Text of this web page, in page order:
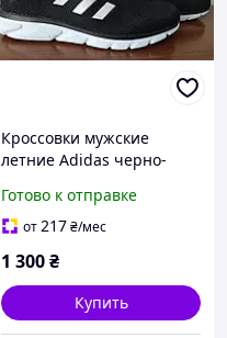
Кроссовки мужские
летние Adidas черно-
Готово к отправке
от217₴/мес
1 300₴
Купить